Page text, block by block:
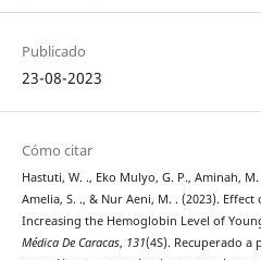
Publicado
23-08-2023
Cómo citar
Hastuti, W. ., Eko Mulyo, G. P., Aminah,
Amelia, S. ., & Nur Aeni, M. . (2023).
Increasing the Hemoglobin Level of
Médica De Caracas, 131(4S). Recuperado a